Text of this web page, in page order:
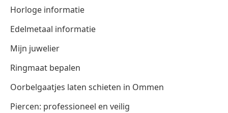
Horloge informatie
Edelmetaal informatie
Mijn juwelier
Ringmaat bepalen
Oorbelgaatjes laten schieten in Ommen
Piercen: professioneel en veilig